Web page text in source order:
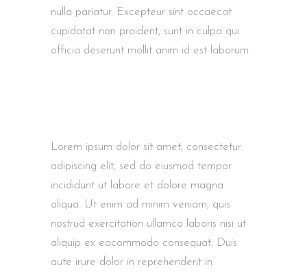
nulla pariatur. Excepteur sint occaecat
cupidatat non proident, sunt in culpa qui
officia deserunt mollit anim id est laborum.
Lorem ipsum dolor sit amet, consectetur
adipiscing elit, sed do eiusmod tempor
incididunt ut labore et dolore magna
aliqua. Ut enim ad minim veniam, quis
nostrud exercitation ullamco laboris nisi ut
aliquip ex eacommodo consequat. Duis
aute irure dolor in reprehenderit in